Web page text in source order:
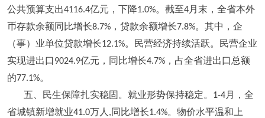
公共预算支出4116.4亿元，下降1.0%。截至4月末，全省本外
币存款余额同比增长8.7%，贷款余额增长7.8%。其中，企
（事）业单位贷款增长12.1%。民营经济持续活跃。民营企业
实现进出口9024.9亿元，同比增长4.7%，占全省进出口总额
的77.1%。
五、民生保障扎实稳固。就业形势保持稳定。
1-4月，全
省城镇新增就业41.0万人 ,同比增长1.4%。物价水平温和上